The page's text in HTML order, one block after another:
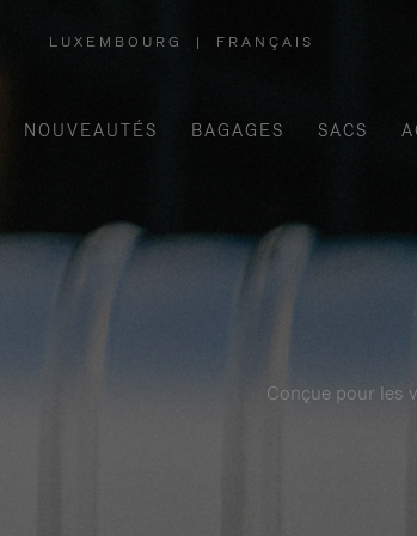
LUXEMBOURG
,
| FRANÇAIS
NOUVEAUTÉS BAGAGES SACS
Conçue pour les